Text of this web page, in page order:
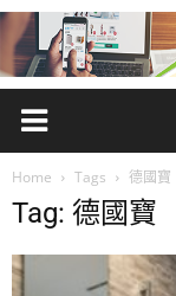
Home Tags 德國寶
Tag: 德國寶